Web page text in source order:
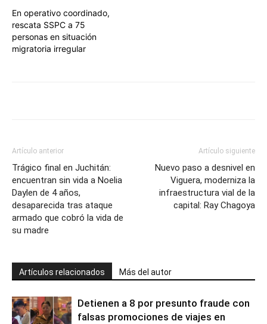
En operativo coordinado,
rescata SSPC a 75
personas en situación
migratoria irregular
Artículo anterior
Trágico final en Juchitán:
encuentran sin vida a Noelia
Daylen de 4 años,
desaparecida tras ataque
armado que cobró la vida de
su madre
Artículo siguiente
Nuevo paso a desnivel en
Viguera, moderniza la
infraestructura vial de la
capital: Ray Chagoya
Artículos relacionados Más del autor
Detienen a 8 por presunto fraude con
falsas promociones de viajes en